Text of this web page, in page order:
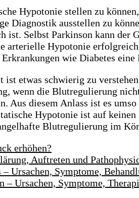
Hypotonie stellen zu
Diagnostik ausstellen zu
ist. Selbst Parkinson kann der
arterielle Hypotonie
wie Diabetes
ist etwas schwierig zu
wenn die Blutregulierung
Aus diesem Anlass ist es
Hypotonie ist auf
Blutregulierung im
erhöhen?
Auftreten und
Ursachen, Symptome,
– Ursachen, Symptome,